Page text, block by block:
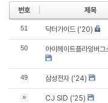
번호 제목
51 닥터가이드 ('20)
50 아이헤이트플라잉버
49 삼성전자 ('24)
» CJ SID ('25)